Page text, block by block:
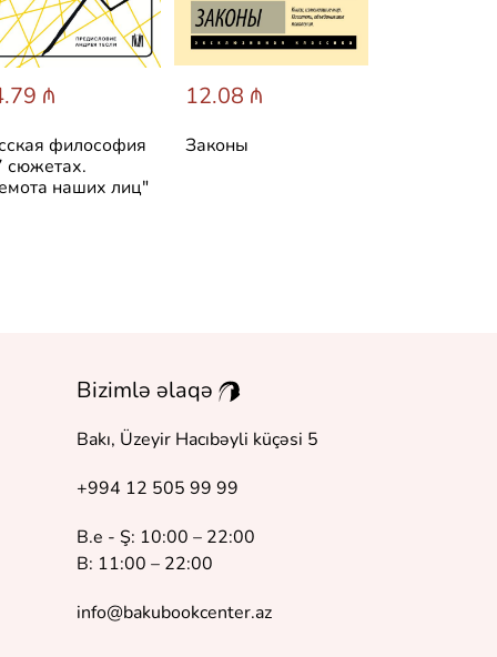
₼
философия
сюжетах.
наших лиц"
12.08 ₼
Законы
Bizimlə əlaqə
Bakı, Üzeyir Hacıbəyli küçəsi 5
+994 12 505 99 99
B.e - Ş: 10:00 – 22:00
B: 11:00 – 22:00
info@bakubookcenter.az